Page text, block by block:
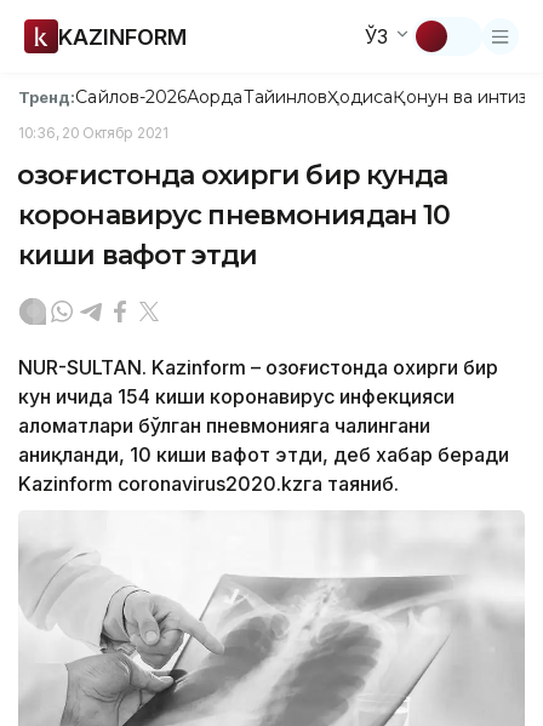
KAZINFORM ЎЗ
Тренд:Сайлов-2026АқордаТайинловҲодисаҚонун ва
10:36, 20 Октябр 2021
Қозоғистонда охирги бир кунда
коронавирус пневмониядан 10
киши вафот этди
NUR-SULTAN. Kazinform – Қозоғистонда охирги бир
кун ичида 154 киши коронавирус инфекцияси
аломатлари бўлган пневмонияга чалингани
аниқланди, 10 киши вафот этди, деб хабар беради
Kazinform coronavirus2020.kzга таяниб.